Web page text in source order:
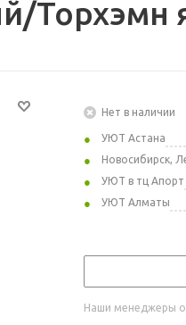
Торхэмн
Нет в наличии
УЮТ Астана
Новосибирск,
УЮТ в тц Апорт
УЮТ Алматы
Наши менеджеры